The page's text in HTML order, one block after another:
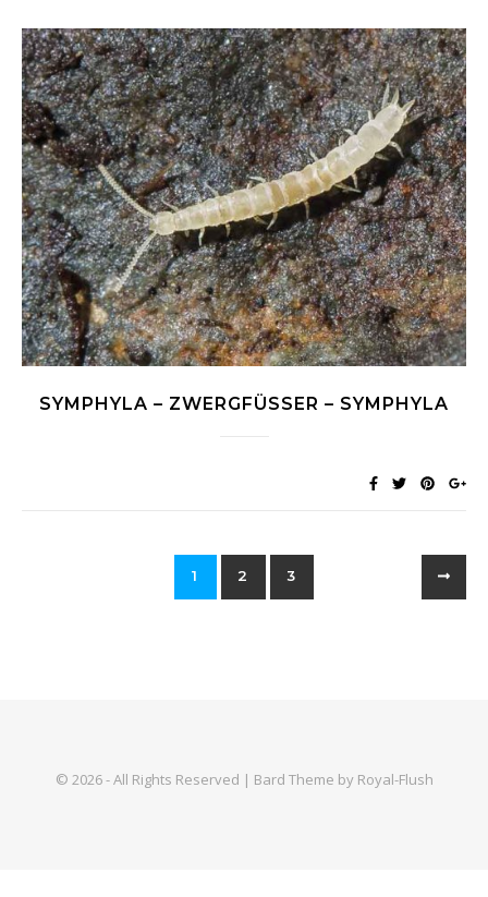
SYMPHYLA – ZWERGFÜSSER – SYMPHYLA
1 2 3
© 2026 - All Rights Reserved | Bard Theme by Royal-Flush